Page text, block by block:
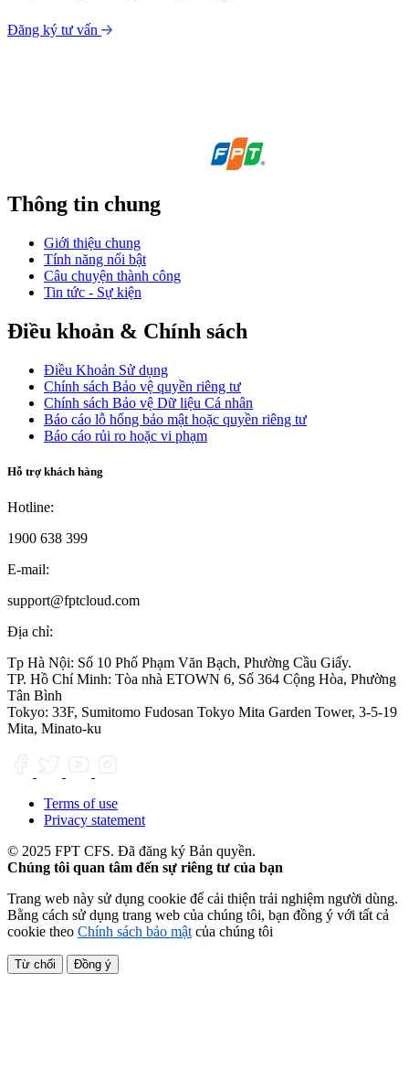
Đăng ký tư vấn
Thông tin chung
Giới thiệu chung
Tính năng nổi bật
Câu chuyện thành công
Tin tức - Sự kiện
Điều khoản & Chính sách
Điều Khoản Sử dụng
Chính sách Bảo vệ quyền riêng tư
Chính sách Bảo vệ Dữ liệu Cá nhân
Báo cáo lỗ hổng bảo mật hoặc quyền riêng tư
Báo cáo rủi ro hoặc vi phạm
Hỗ trợ khách hàng
Hotline:
1900 638 399
E-mail:
support@fptcloud.com
Địa chỉ:
Tp Hà Nội: Số 10 Phố Phạm Văn Bạch, Phường Cầu Giấy.
TP. Hồ Chí Minh: Tòa nhà ETOWN 6, Số 364 Cộng Hòa, Phường
Tân Bình
Tokyo: 33F, Sumitomo Fudosan Tokyo Mita Garden Tower, 3-5-19
Mita, Minato-ku
Terms of use
Privacy statement
© 2025 FPT CFS. Đã đăng ký Bản quyền.
Chúng tôi quan tâm đến sự riêng tư của bạn
Trang web này sử dụng cookie để cải thiện trải nghiệm người dùng.
Bằng cách sử dụng trang web của chúng tôi, bạn đồng ý với tất cả
cookie theo Chính sách bảo mật của chúng tôi
Từ chối Đồng ý